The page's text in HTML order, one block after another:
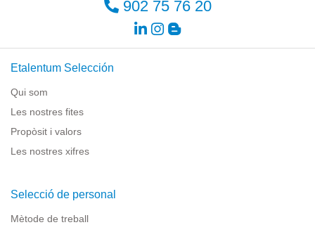
902 75 76 20
Etalentum Selección
Qui som
Les nostres fites
Propòsit i valors
Les nostres xifres
Selecció de personal
Mètode de treball